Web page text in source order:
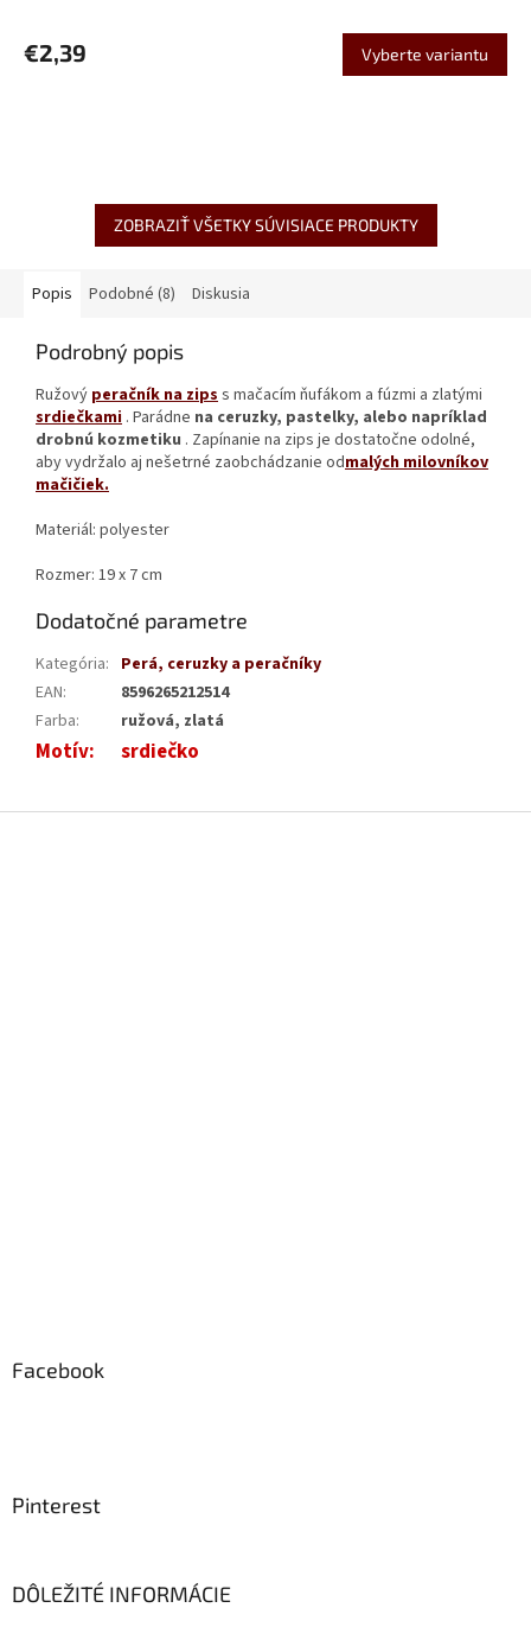
€2,39 Vyberte variantu
ZOBRAZIŤ VŠETKY SÚVISIACE PRODUKTY
Popis Podobné (8) Diskusia
Podrobný popis
Ružový peračník na zipss mačacím ňufákom a fúzmi a zlatými
srdiečkami . Parádne na ceruzky, pastelky, alebo napríklad
drobnú kozmetiku . Zapínanie na zips je dostatočne odolné,
aby vydržalo aj nešetrné zaobchádzanie odmalých milovníkov
mačičiek.
Materiál: polyester
Rozmer: 19 x 7 cm
Dodatočné parametre
Kategória: Perá, ceruzky a peračníky
EAN:
8596265212514
Farba: ružová, zlatá
Motív: srdiečko
Facebook
Pinterest
DÔLEŽITÉ INFORMÁCIE